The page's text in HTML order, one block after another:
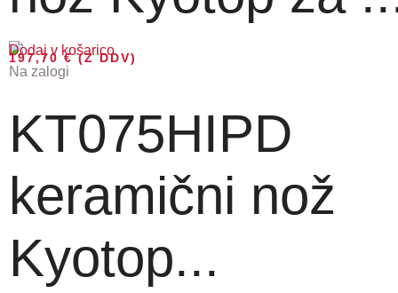
197,70€(Z DDV)
Dodaj v košarico
Na zalogi
KT075HIPD
keramični nož
Kyotop...